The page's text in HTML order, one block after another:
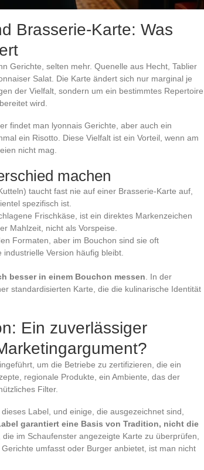
Brasserie-Karte: Was
Gerichte, selten mehr. Quenelle aus Hecht, Tablier
Salat. Die Karte ändert sich nur marginal je
der Vielfalt, sondern um ein bestimmtes Repertoire
wird.
findet man lyonnais Gerichte, aber auch ein
ein Risotto. Diese Vielfalt ist ein Vorteil, wenn am
nicht mag.
machen
taucht fast nie auf einer Brasserie-Karte auf,
spezifisch ist.
Frischkäse, ist ein direktes Markenzeichen
Mahlzeit, nicht als Vorspeise.
Formaten, aber im Bouchon sind sie oft
Version häufig bleibt.
besser in einem Bouchon messen. In der
standardisierten Karte, die die kulinarische Identität
Ein zuverlässiger
um die Betriebe zu zertifizieren, die ein
regionale Produkte, ein Ambiente, das der
Filter.
Label, und einige, die ausgezeichnet sind,
garantiert eine Basis von Tradition, nicht die
die im Schaufenster angezeigte Karte zu überprüfen,
umfasst oder Burger anbietet, ist man nicht